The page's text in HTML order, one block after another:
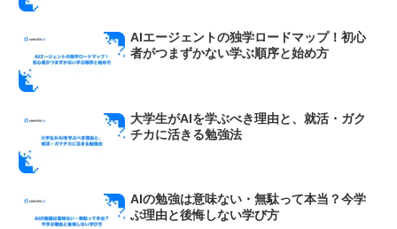
AIエージェントの独学ロードマップ！初心
者がつまずかない学ぶ順序と始め方
大学生がAIを学ぶべき理由と、就活・ガク
チカに活きる勉強法
AIの勉強は意味ない・無駄って本当？今学
ぶ理由と後悔しない学び方